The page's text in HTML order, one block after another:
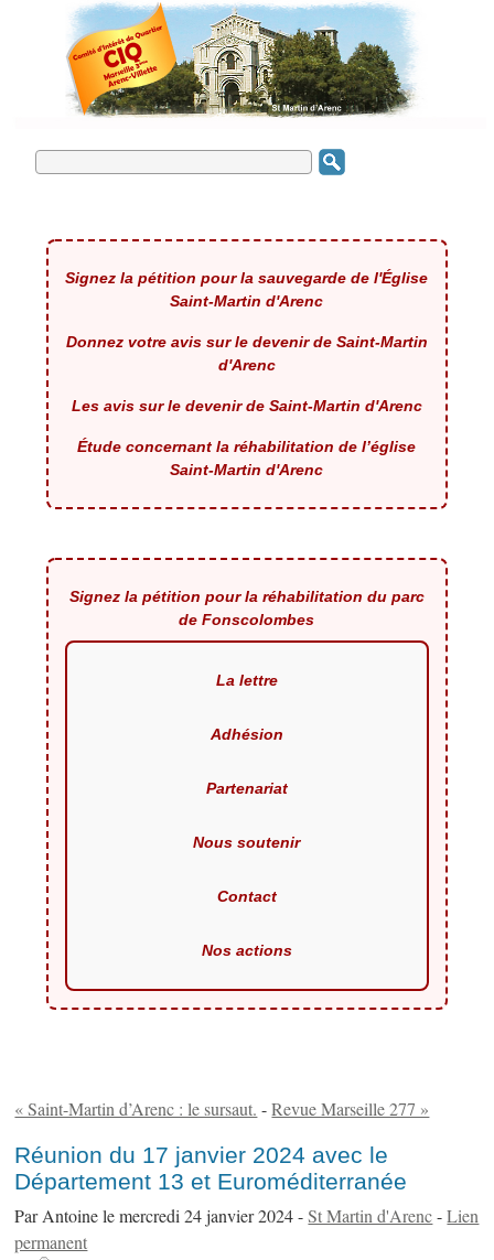
Signez la pétition pour la sauvegarde de l'Église
Saint-Martin d'Arenc
Donnez votre avis sur le devenir de Saint-Martin
d'Arenc
Les avis sur le devenir de Saint-Martin d'Arenc
Étude concernant la réhabilitation de l’église
Saint-Martin d'Arenc
Signez la pétition pour la réhabilitation du parc
de Fonscolombes
La lettre
Adhésion
Partenariat
Nous soutenir
Contact
Nos actions
« Saint-Martin d’Arenc : le sursaut. - Revue Marseille 277 »
Réunion du 17 janvier 2024 avec le
Département 13 et Euroméditerranée
Par Antoine le mercredi 24 janvier 2024 -St Martin d'Arenc-Lien
permanent